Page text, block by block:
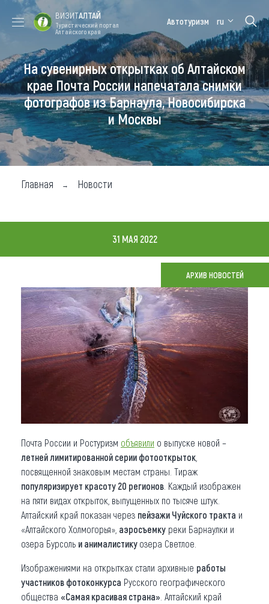
Форум VISIT
ALTAI
Цветение
маральника
Медицинский
форум
Алтайская
зимовка
Туры
Где побывать
Чем заняться
Где остановиться
Что привезти (сувениры)
О регионе
Коллекция впечатлений
Другие рубрики
ВИЗИТАЛТАЙ
Туристический портал
Алтайского края
Автотуризм ru
На сувенирных открытках об Алтайском
крае Почта России напечатала снимки
фотографов из Барнаула, Новосибирска
и Москвы
Главная Новости
31 МАЯ 2022
АРХИВ НОВОСТЕЙ
Почта России и Ростуризм объявили о выпуске новой –
летней лимитированной серии фотооткрыток
посвященной знаковым местам страны. Тираж
популяризирует красоту 20 регионов . Каждый изображен
на пяти видах открыток, выпущенных по тысяче штук.
Алтайский край показан через пейзажи Чуйского тракта и
«Алтайского Холмогорья», аэросъемку реки Барнаулки и
озера Бурсоль и анималистику озера Светлое.
Изображениями на открытках стали архивные работы
участников фотоконкурса Русского географического
общества «Самая красивая страна» . Алтайский край